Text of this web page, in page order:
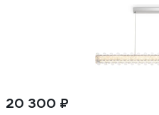
20 300 ₽